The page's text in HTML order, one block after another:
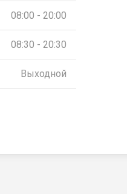
08:00 - 20:00
08:30 - 20:30
Выходной